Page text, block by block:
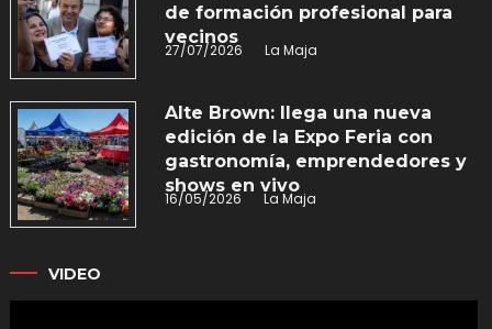
de formación profesional para
vecinos
27/07/2026 La Maja
Alte Brown: llega una nueva
edición de la Expo Feria con
gastronomía, emprendedores y
shows en vivo
16/05/2026 La Maja
VIDEO